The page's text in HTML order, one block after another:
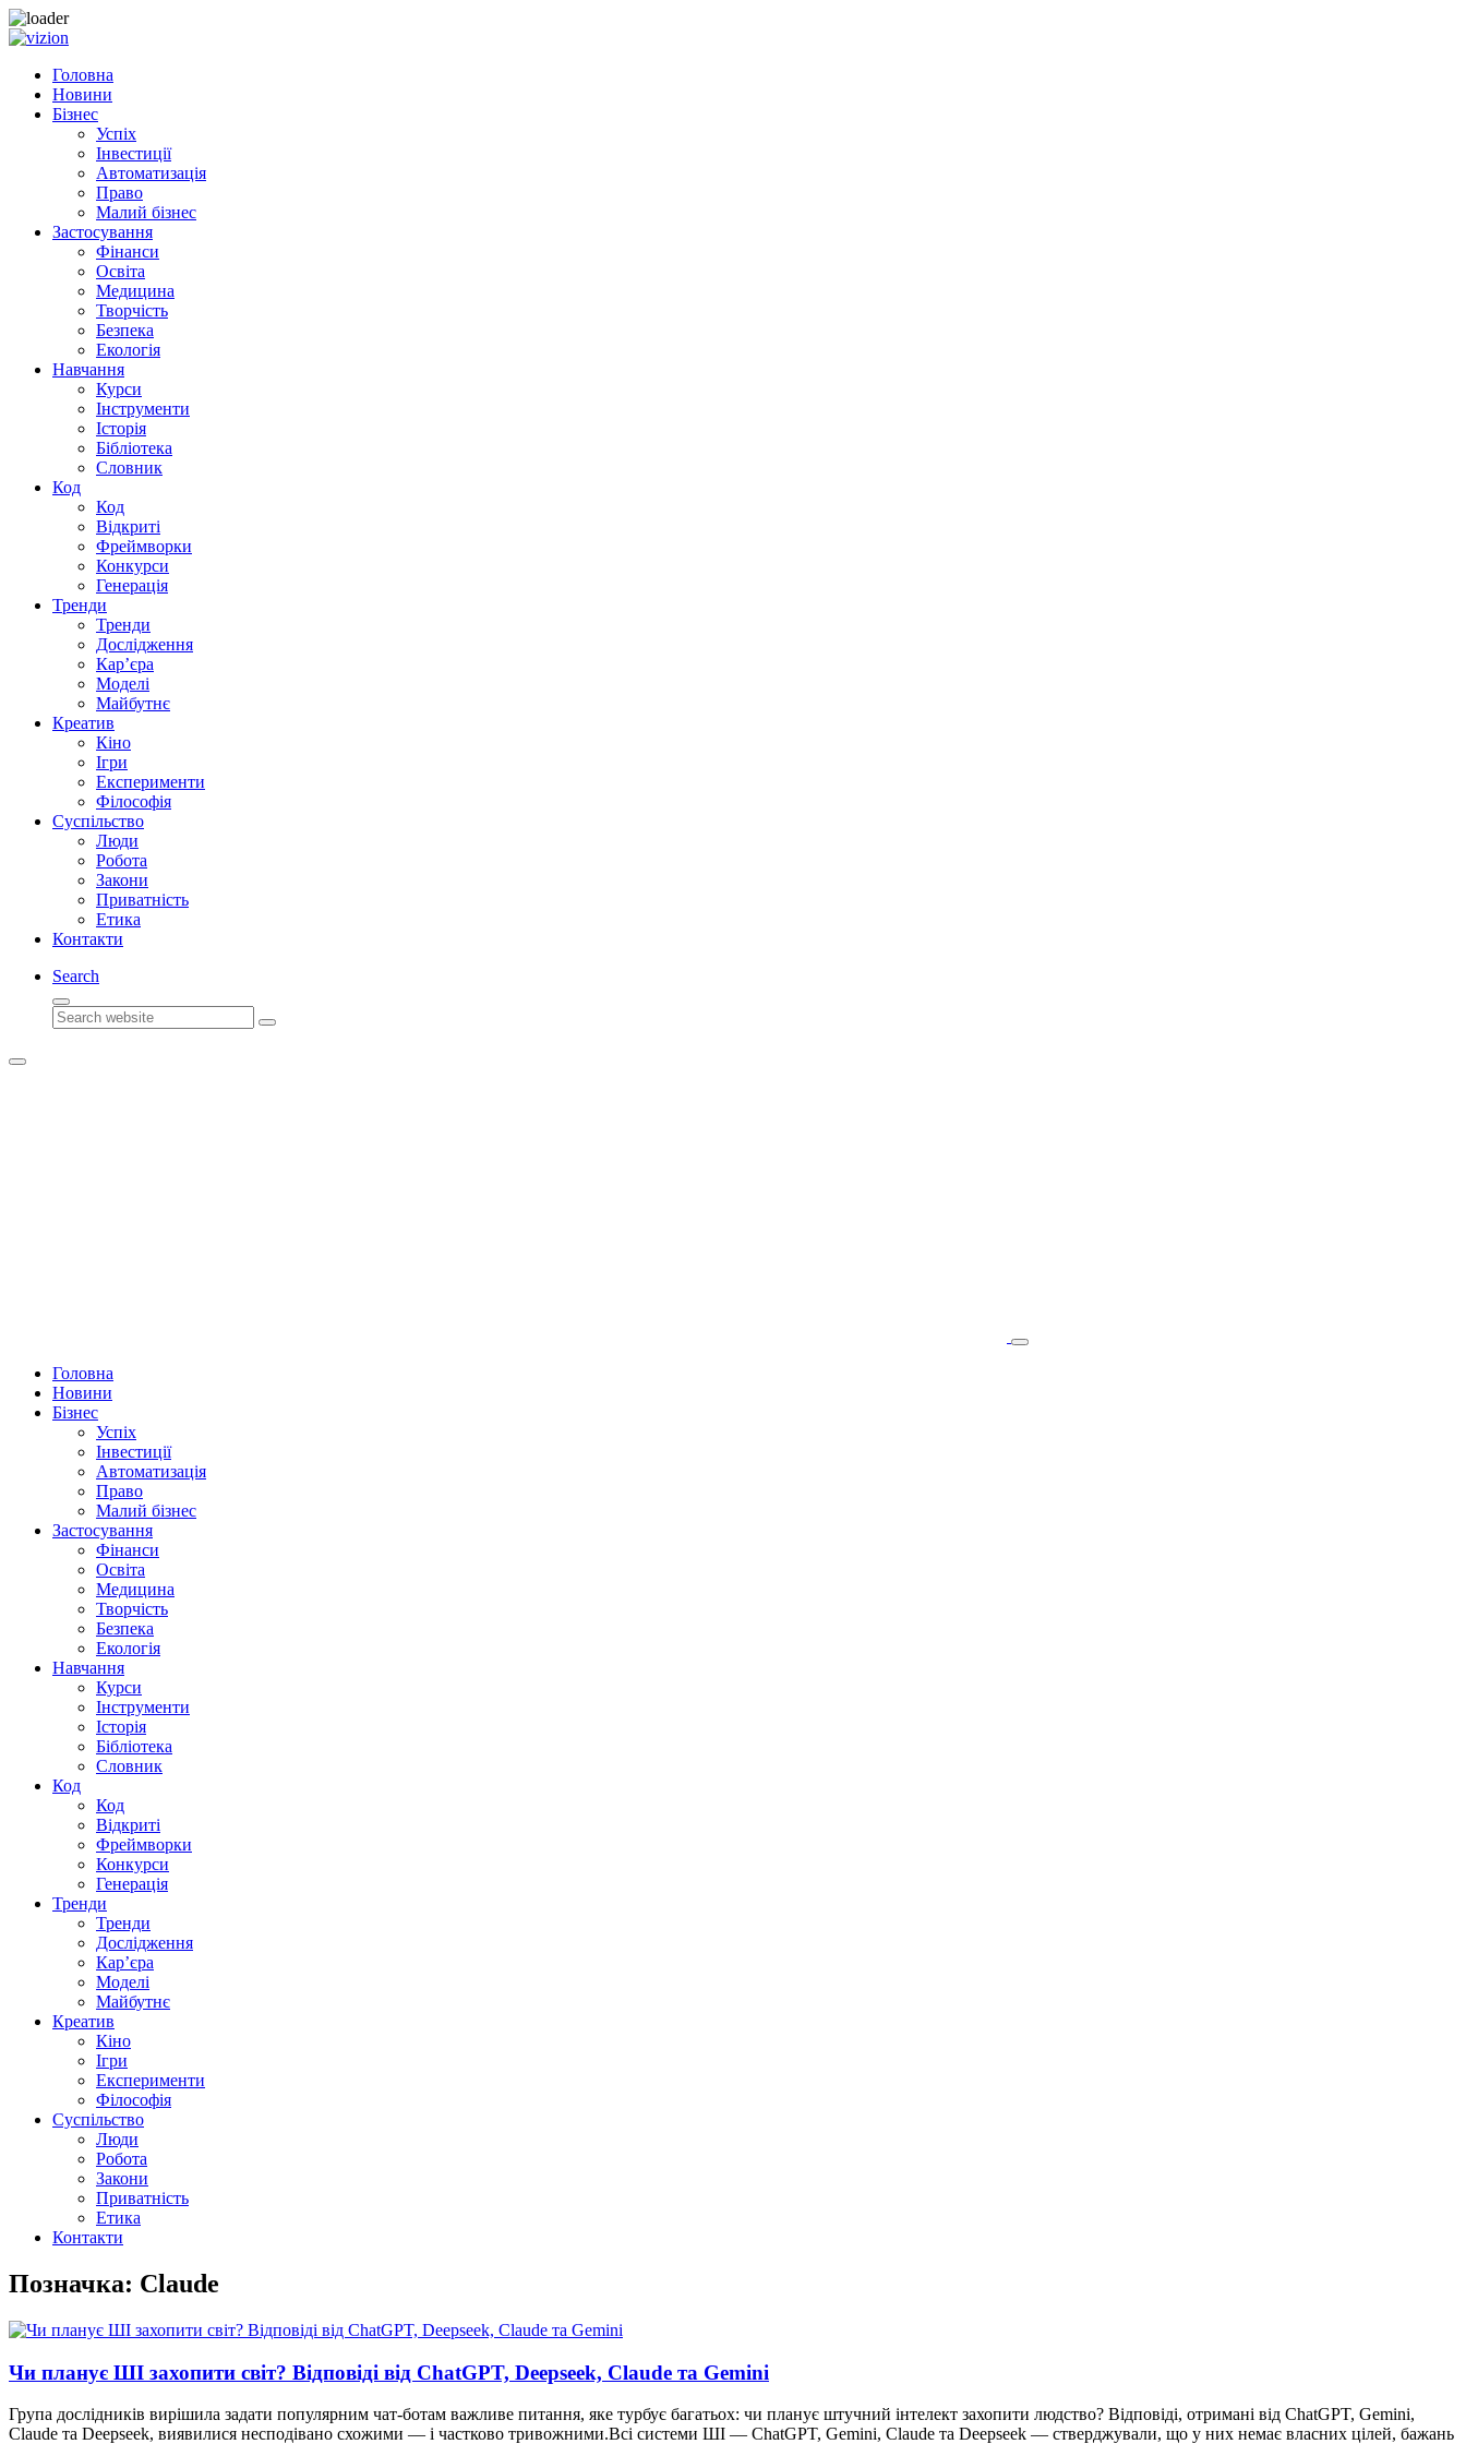
Skip
contentГоловна
Новини
Бізнес
Успіх
Інвестиції
Автоматизація
Право
Малий бізнес
Застосування
Фінанси
Освіта
Медицина
Творчість
Безпека
Екологія
Навчання
Курси
Інструменти
Історія
Бібліотека
Словник
Код
Код
Відкриті
Фреймворки
Конкурси
Генерація
Тренди
Тренди
Дослідження
Кар’єра
Моделі
Майбутнє
Креатив
Кіно
Ігри
Експерименти
Філософія
Суспільство
Люди
Робота
Закони
Приватність
Етика
Контакти
Search
Search
Головна
Новини
Бізнес
Успіх
Інвестиції
Автоматизація
Право
Малий бізнес
Застосування
Фінанси
Освіта
Медицина
Творчість
Безпека
Екологія
Навчання
Курси
Інструменти
Історія
Бібліотека
Словник
Код
Код
Відкриті
Фреймворки
Конкурси
Генерація
Тренди
Тренди
Дослідження
Кар’єра
Моделі
Майбутнє
Креатив
Кіно
Ігри
Експерименти
Філософія
Суспільство
Люди
Робота
Закони
Приватність
Етика
Контакти
Позначка: Claude
Чи планує ШІ захопити світ? Відповіді від ChatGPT, Deepseek, Claude та Gemini
Група дослідників вирішила задати популярним чат-ботам важливе питання, яке турбує багатьох: чи планує штучний інтелект захопити людство? Відповіді, отримані від ChatGPT, Gemini,
Claude та Deepseek, виявилися несподівано схожими — і частково тривожними.Всі системи ШІ — ChatGPT, Gemini, Claude та Deepseek — стверджували, що у них немає власних цілей, бажань